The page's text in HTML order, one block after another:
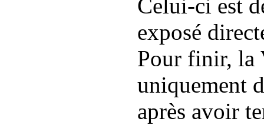
Celui-ci est
exposé
Pour finir, la
uniquement
après avoir